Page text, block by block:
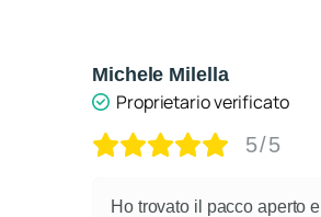
Michele Milella
Proprietario verificato
5/5
Ho trovato il pacco aperto e